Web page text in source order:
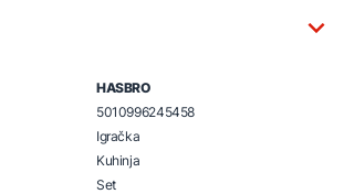
HASBRO
5010996245458
Igračka
Kuhinja
Set